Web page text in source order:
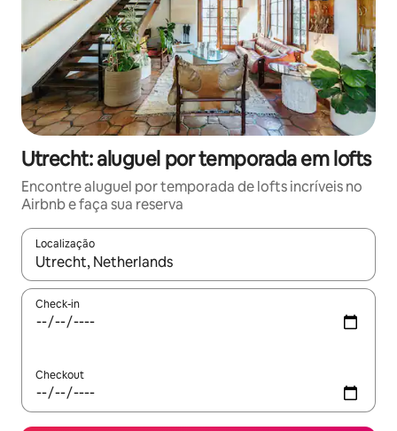
Utrecht: aluguel por temporada em lofts
Encontre aluguel por temporada de lofts incríveis no
Airbnb e faça sua reserva
Localização
Quando os resultados estiverem disponíveis, explore-os
Check-in
Checkout